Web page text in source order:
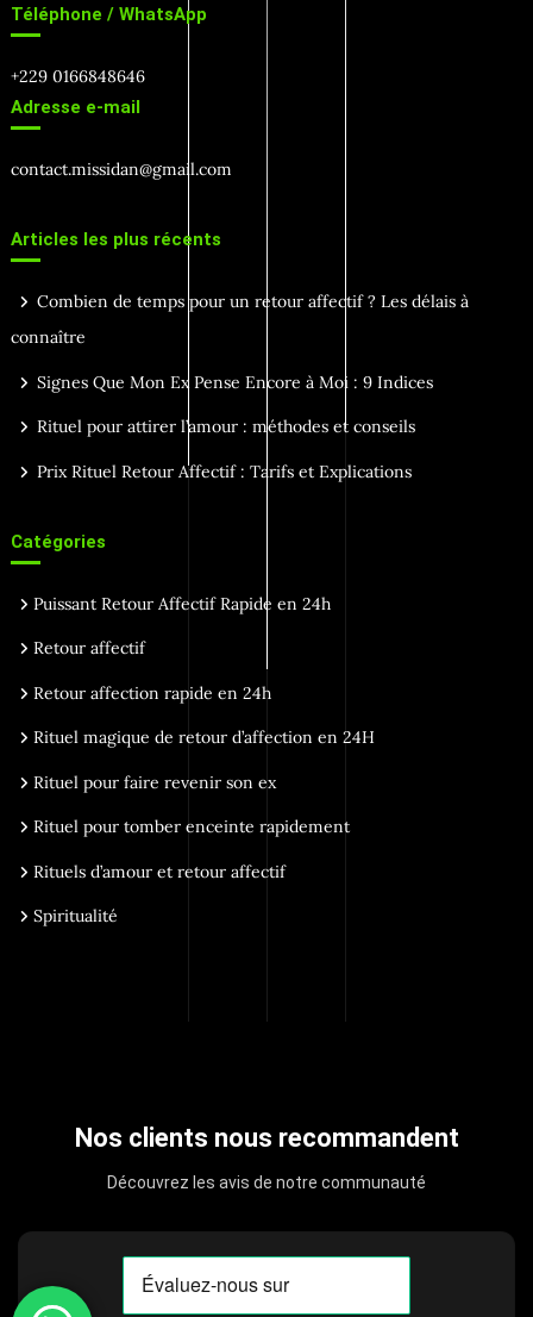
Téléphone / WhatsApp
+229 0166848646
Adresse e-mail
contact.missidan@gmail.com
Articles les plus récents
Combien de temps pour un retour affectif ? Les délais à
connaître
Signes Que Mon Ex Pense Encore à Moi : 9 Indices
Rituel pour attirer l’amour : méthodes et conseils
Prix Rituel Retour Affectif : Tarifs et Explications
Catégories
Puissant Retour Affectif Rapide en 24h
Retour affectif
Retour affection rapide en 24h
Rituel magique de retour d’affection en 24H
Rituel pour faire revenir son ex
Rituel pour tomber enceinte rapidement
Rituels d’amour et retour affectif
Spiritualité
Nos clients nous recommandent
Découvrez les avis de notre communauté